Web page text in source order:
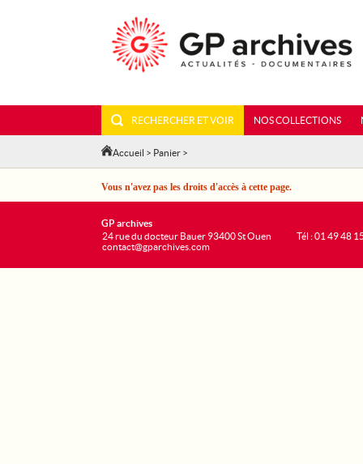
RECHERCHER ET VOIR NOS COLLECTIONS
Accueil > Panier >
Vous n'avez pas les droits d'accès à cette page.
GP archives
24 rue du docteur Bauer 93400 St Ouen
contact@gparchives.com
Tél : 01 49 48